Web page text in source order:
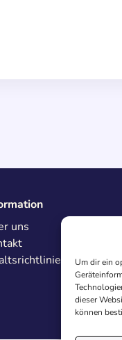
Um dir ein
dieser
können
uns